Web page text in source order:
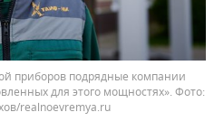
приборов подрядные компании
для этого мощностях».
realnoevremya.ru